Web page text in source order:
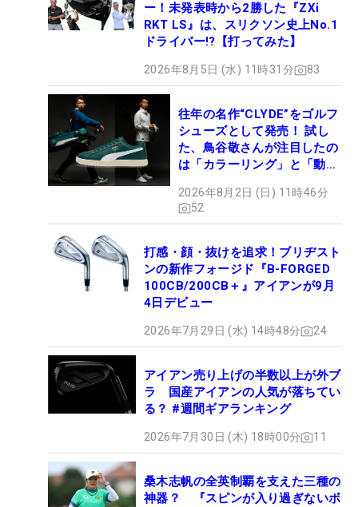
ー！未発表時から2勝した『ZXi
RKT LS』は、スリクソン史上No.1
ドライバー!?【打ってみた】
2026年8月5日 (水) 11時31分 83
往年の名作“CLYDE”をゴルフ
シューズとして発売！ 試し
た、鳥谷敬さんが注目したの
は「カラーリング」と「動き
2026年8月2日 (日) 11時46分
52
打感・顔・抜けを追求！ブリヂスト
ンの新作フォージド『B-FORGED
100CB/200CB＋』アイアンが9月
4日デビュー
2026年7月29日 (水) 14時48分 24
アイアン売り上げの半数以上が外ブ
ラ 国産アイアンの人気が落ちてい
る？ #週間ギアランキング
2026年7月30日 (木) 18時00分 11
桑木志帆の全英制覇を支えた三種の
神器？ 『スピンが入り過ぎないボ